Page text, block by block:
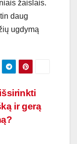
žaislais.
daug
ugdymą
ir gerą